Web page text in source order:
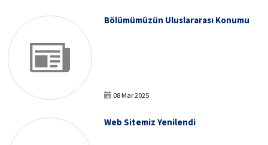
Bölümümüzün Uluslararası Konumu
08 Mar 2025
Web Sitemiz Yenilendi